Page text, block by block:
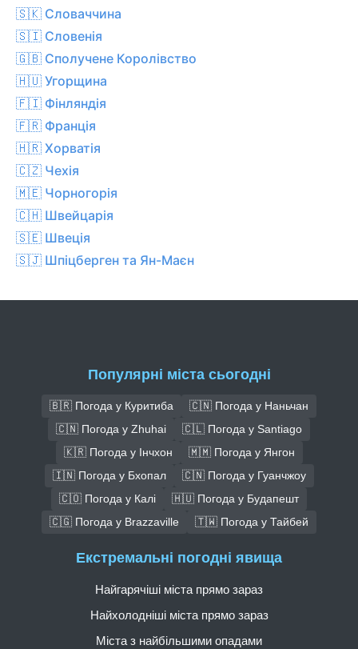
🇸🇰 Словаччина
🇸🇮 Словенія
🇬🇧 Сполучене Королівство
🇭🇺 Угорщина
🇫🇮 Фінляндія
🇫🇷 Франція
🇭🇷 Хорватія
🇨🇿 Чехiя
🇲🇪 Чорногорія
🇨🇭 Швейцарія
🇸🇪 Швеція
🇸🇯 Шпіцберген та Ян-Маєн
Популярні міста сьогодні
🇧🇷 Погода у Куритиба
🇨🇳 Погода у Наньчан
🇨🇳 Погода у Zhuhai
🇨🇱 Погода у Santiago
🇰🇷 Погода у Інчхон
🇲🇲 Погода у Янгон
🇮🇳 Погода у Бхопал
🇨🇳 Погода у Гуанчжоу
🇨🇴 Погода у Калі
🇭🇺 Погода у Будапешт
🇨🇬 Погода у Brazzaville
🇹🇼 Погода у Тайбей
Екстремальні погодні явища
Найгарячіші міста прямо зараз
Найхолодніші міста прямо зараз
Міста з найбільшими опадами